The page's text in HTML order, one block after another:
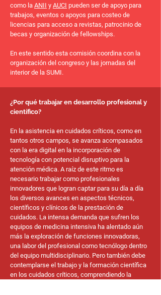
como la ANII y AUCI pueden ser de apoyo para
trabajos, eventos o apoyos para costeo de
licencias para acceso a revistas, patrocinio de
becas y organización de fellowships.
En este sentido esta comisión coordina con la
organización del congreso y las jornadas del
interior de la SUMI.
​​​​¿Por qué trabajar en desarrollo profesional y
científico?
En la asistencia en cuidados críticos, como en
tantos otros campos, se avanza acompasados
con la era digital en la incorporación de
tecnología con potencial disruptivo para la
atención médica. A raíz de este ritmo es
necesario trabajar como profesionales
innovadores que logran captar para su día a día
los diversos avances en aspectos técnicos,
científicos y clínicos de la prestación de
cuidados. La intensa demanda que sufren los
equipos de medicina intensiva ha alentado aún
más la exploración de funciones innovadoras,
una labor del profesional como tecnólogo dentro
del equipo multidisciplinario. Pero también debe
contemplarse el trabajo y la formación científica
en los cuidados críticos, comprendiendo la